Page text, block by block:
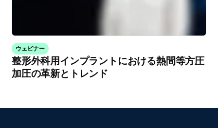
ウェビナー
整形外科用インプラントにおける熱間等方圧
加圧の革新とトレンド